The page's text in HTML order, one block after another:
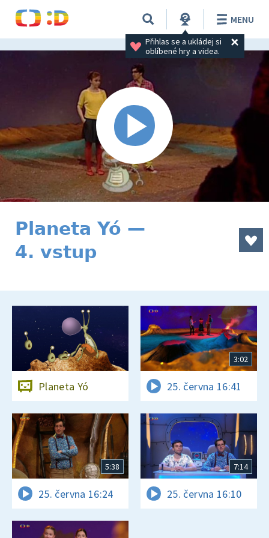
Přihlas se a ukládej si
oblíbené hry a videa.
MENU
Planeta Yó —
4. vstup
Planeta Yó
3:02
25. června 16:41
5:38
25. června 16:24
7:14
25. června 16:10